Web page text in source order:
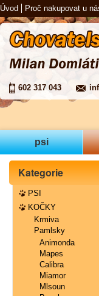
Úvod Proč nakupovat u
602 317 043
psi
Kategorie
PSI
KOČKY
Krmiva
Pamlsky
Animonda
Mapes
Calibra
Miamor
Mlsoun